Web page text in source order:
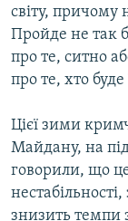
світу, причому
Пройде не так
про те, ситно
про те, хто буде
Цієї зими
Майдану, на
говорили, що
знизить темпи